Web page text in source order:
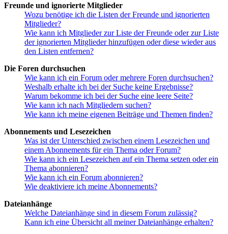
Freunde und ignorierte Mitglieder
Wozu benötige ich die Listen der Freunde und ignorierten
Mitglieder?
Wie kann ich Mitglieder zur Liste der Freunde oder zur Liste
der ignorierten Mitglieder hinzufügen oder diese wieder aus
den Listen entfernen?
Die Foren durchsuchen
Wie kann ich ein Forum oder mehrere Foren durchsuchen?
Weshalb erhalte ich bei der Suche keine Ergebnisse?
Warum bekomme ich bei der Suche eine leere Seite?
Wie kann ich nach Mitgliedern suchen?
Wie kann ich meine eigenen Beiträge und Themen finden?
Abonnements und Lesezeichen
Was ist der Unterschied zwischen einem Lesezeichen und
einem Abonnements für ein Thema oder Forum?
Wie kann ich ein Lesezeichen auf ein Thema setzen oder ein
Thema abonnieren?
Wie kann ich ein Forum abonnieren?
Wie deaktiviere ich meine Abonnements?
Dateianhänge
Welche Dateianhänge sind in diesem Forum zulässig?
Kann ich eine Übersicht all meiner Dateianhänge erhalten?